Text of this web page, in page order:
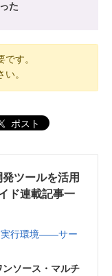
た
す。
。
ポスト
ツールを活用
ド連載記事一
実行環境――サー
ソース・マルチ